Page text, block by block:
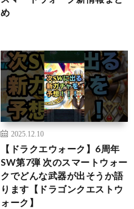
め
2025.12.10
【ドラクエウォーク】6周年
SW第7弾 次のスマートウォー
クでどんな武器が出そうか語
ります【ドラゴンクエストウ
ォーク】